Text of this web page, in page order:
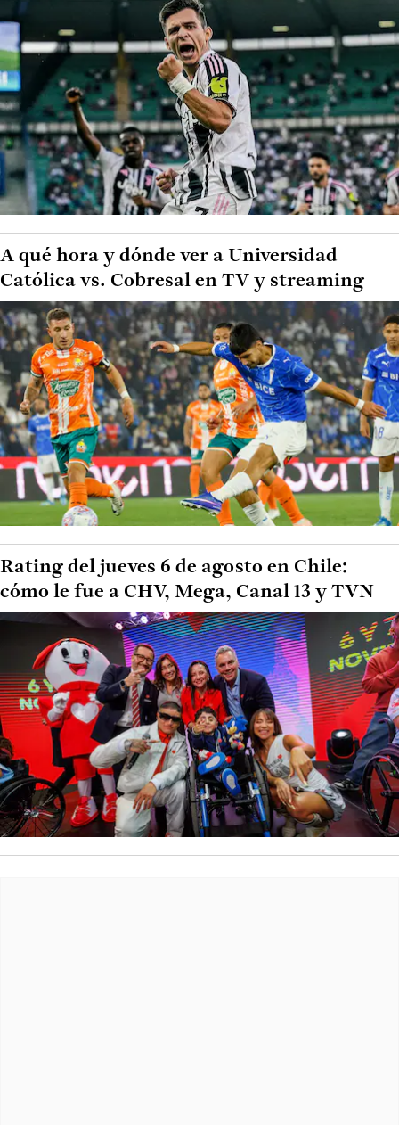
A qué hora y dónde ver a Universidad
Católica vs. Cobresal en TV y streaming
Rating del jueves 6 de agosto en Chile:
cómo le fue a CHV, Mega, Canal 13 y TVN